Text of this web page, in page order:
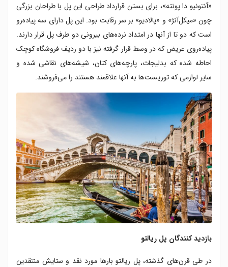
«آنتونیو دا پونته»، برای بستن قرارداد طراحی این پل با طراحان بزرگی
چون «میکل‌آنژ» و «پالادیو» بر سر رقابت بود. این پل دارای سه پیاده‌رو
است که دو تا از آنها در امتداد نرده‌های بیرونی دو طرف پل قرار دارند.
پیاده‌روی عریض که در وسط قرار گرفته نیز با دو ردیف فروشگاه کوچک
احاطه شده که بدلیجات، پارچه‌های کتان، شیشه‌های نقاشی شده و
سایر لوازمی که توریست‌ها به آنها علاقمند هستند را می‌فروشند.
بازدید کنندگان پل ریالتو
در طی قرن‌های گذشته، پل ریالتو بارها مورد نقد و ستایش منتقدین